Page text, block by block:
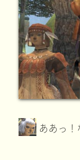
ああっ！